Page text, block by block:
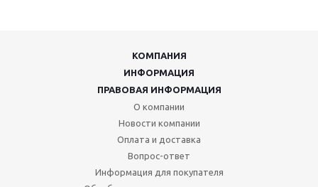
КОМПАНИЯ
ИНФОРМАЦИЯ
ПРАВОВАЯ ИНФОРМАЦИЯ
О компании
Новости компании
Оплата и доставка
Вопрос-ответ
Информация для покупателя